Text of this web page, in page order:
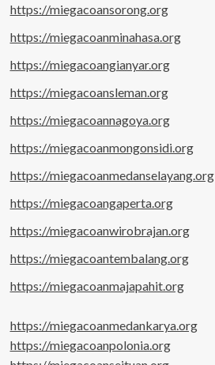
https://miegacoansorong.org
https://miegacoanminahasa.org
https://miegacoangianyar.org
https://miegacoansleman.org
https://miegacoannagoya.org
https://miegacoanmongonsidi.org
https://miegacoanmedanselayang.org
https://miegacoangaperta.org
https://miegacoanwirobrajan.org
https://miegacoantembalang.org
https://miegacoanmajapahit.org
https://miegacoanmedankarya.org
https://miegacoanpolonia.org